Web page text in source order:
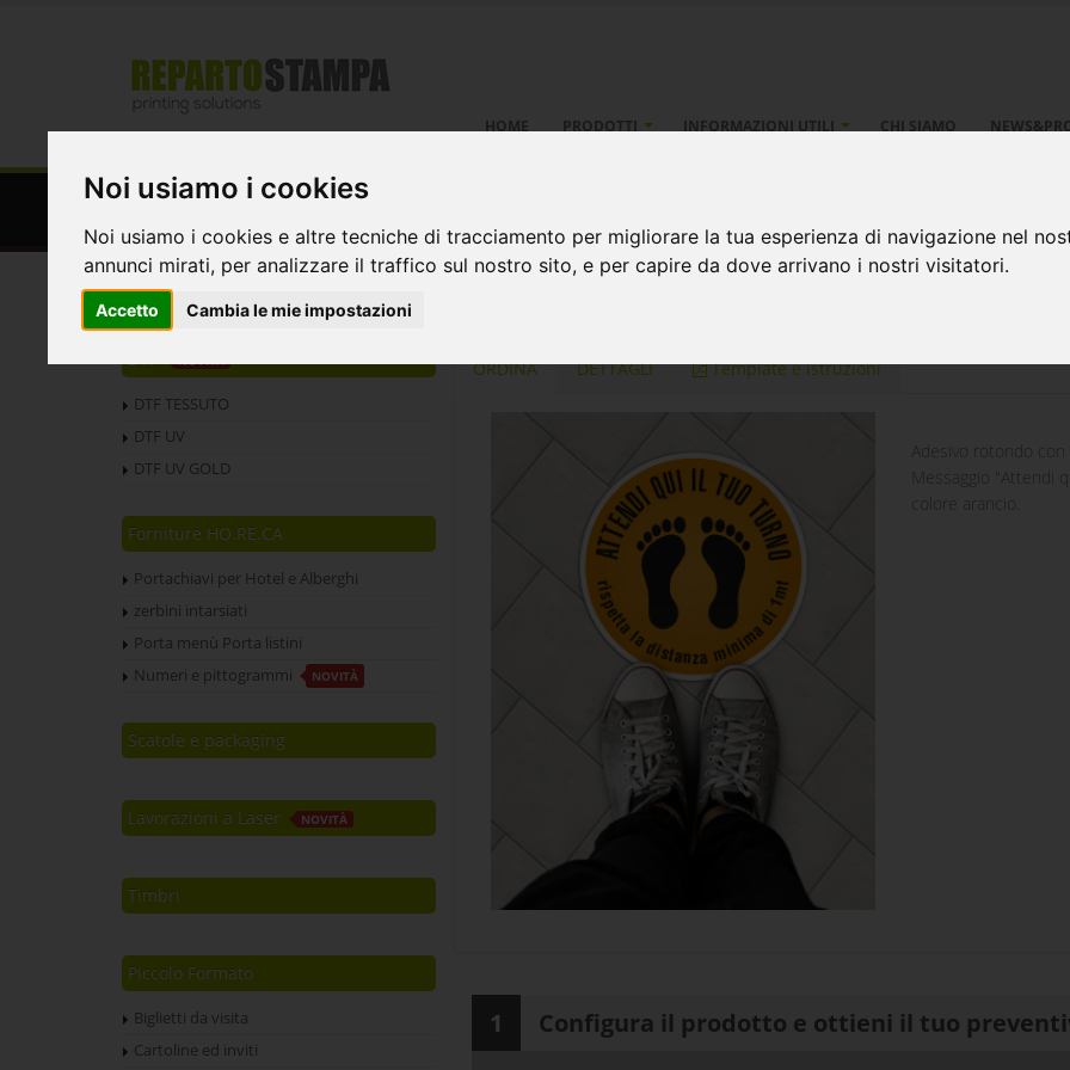
Noi usiamo i cookies
Noi usiamo i cookies e altre tecniche di tracciamento per migliorare la tua esperienza di navigazione nel
annunci mirati, per analizzare il traffico sul nostro sito, e per capire da dove arrivano i nostri visitatori.
Accetto Cambia le mie impostazioni
HOME PRODOTTI INFORMAZIONI UTILI CHI SIAMO
Adesivi distanziaori tondi -attesa turno -
arancio
Home
DTF NOVITÀ
DTF TESSUTO
DTF UV
DTF UV GOLD
Forniture HO.RE.CA
Portachiavi per Hotel e Alberghi
zerbini intarsiati
Porta menù Porta listini
Numeri e pittogrammi
NOVITÀ
Scatole e packaging
Lavorazioni a Laser NOVITÀ
Timbri
Piccolo Formato
Biglietti da visita
Cartoline ed inviti
ORDINA DETTAGLI Template e istruzioni
Adesivo rotondo
Messaggio
colore arancio.
1 Configura il prodotto e ottieni il tuo